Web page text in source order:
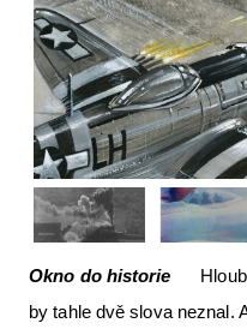
Okno do historie
by tahle dvě slova neznal.
VFR
The
Nabídky